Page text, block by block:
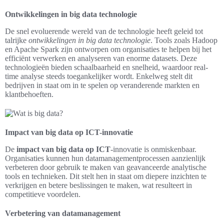
Ontwikkelingen in big data technologie
De snel evoluerende wereld van de technologie heeft geleid tot
talrijke ontwikkelingen in big data technologie. Tools zoals Hadoop
en Apache Spark zijn ontworpen om organisaties te helpen bij het
efficiënt verwerken en analyseren van enorme datasets. Deze
technologieën bieden schaalbaarheid en snelheid, waardoor real-
time analyse steeds toegankelijker wordt. Enkelweg stelt dit
bedrijven in staat om in te spelen op veranderende markten en
klantbehoeften.
Impact van big data op ICT-innovatie
De impact van big data op ICT-innovatie is onmiskenbaar.
Organisaties kunnen hun datamanagementprocessen aanzienlijk
verbeteren door gebruik te maken van geavanceerde analytische
tools en technieken. Dit stelt hen in staat om diepere inzichten te
verkrijgen en betere beslissingen te maken, wat resulteert in
competitieve voordelen.
Verbetering van datamanagement